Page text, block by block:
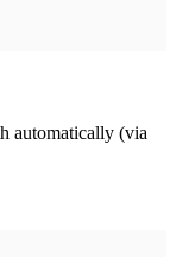
automatically (via